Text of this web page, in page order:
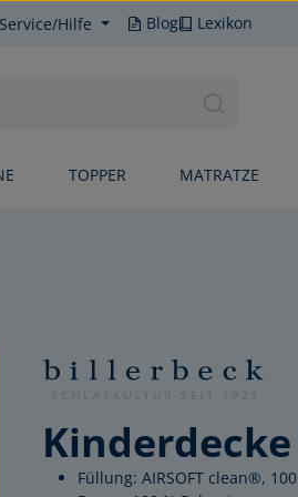
Service/Hilfe Blog Lexikon
TOPPER MATRATZE
Kinderdecke
Füllung: AIRSOFT clean®,